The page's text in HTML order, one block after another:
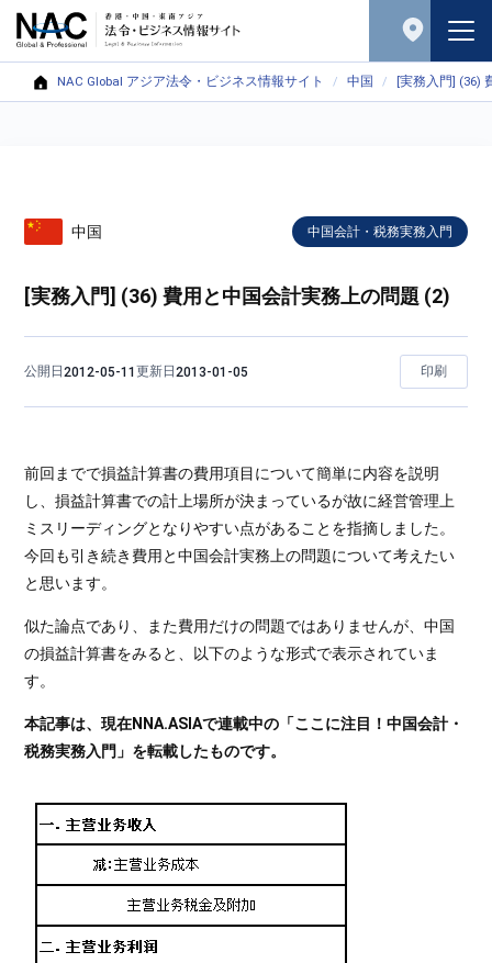
NAC Global アジア法令・ビジネス情報サイト 中国 [実務入門] (36)
中国 中国会計・税務実務入門
[実務入門] (36) 費用と中国会計実務上の問題 (2)
公開日2012-05-11更新日2013-01-05 印刷
前回までで損益計算書の費用項目について簡単に内容を説明
し、損益計算書での計上場所が決まっているが故に経営管理上
ミスリーディングとなりやすい点があることを指摘しました。
今回も引き続き費用と中国会計実務上の問題について考えたい
と思います。
似た論点であり、また費用だけの問題ではありませんが、中国
の損益計算書をみると、以下のような形式で表示されていま
す。
本記事は、現在NNA.ASIAで連載中の「ここに注目！中国会計・
税務実務入門」を転載したものです。